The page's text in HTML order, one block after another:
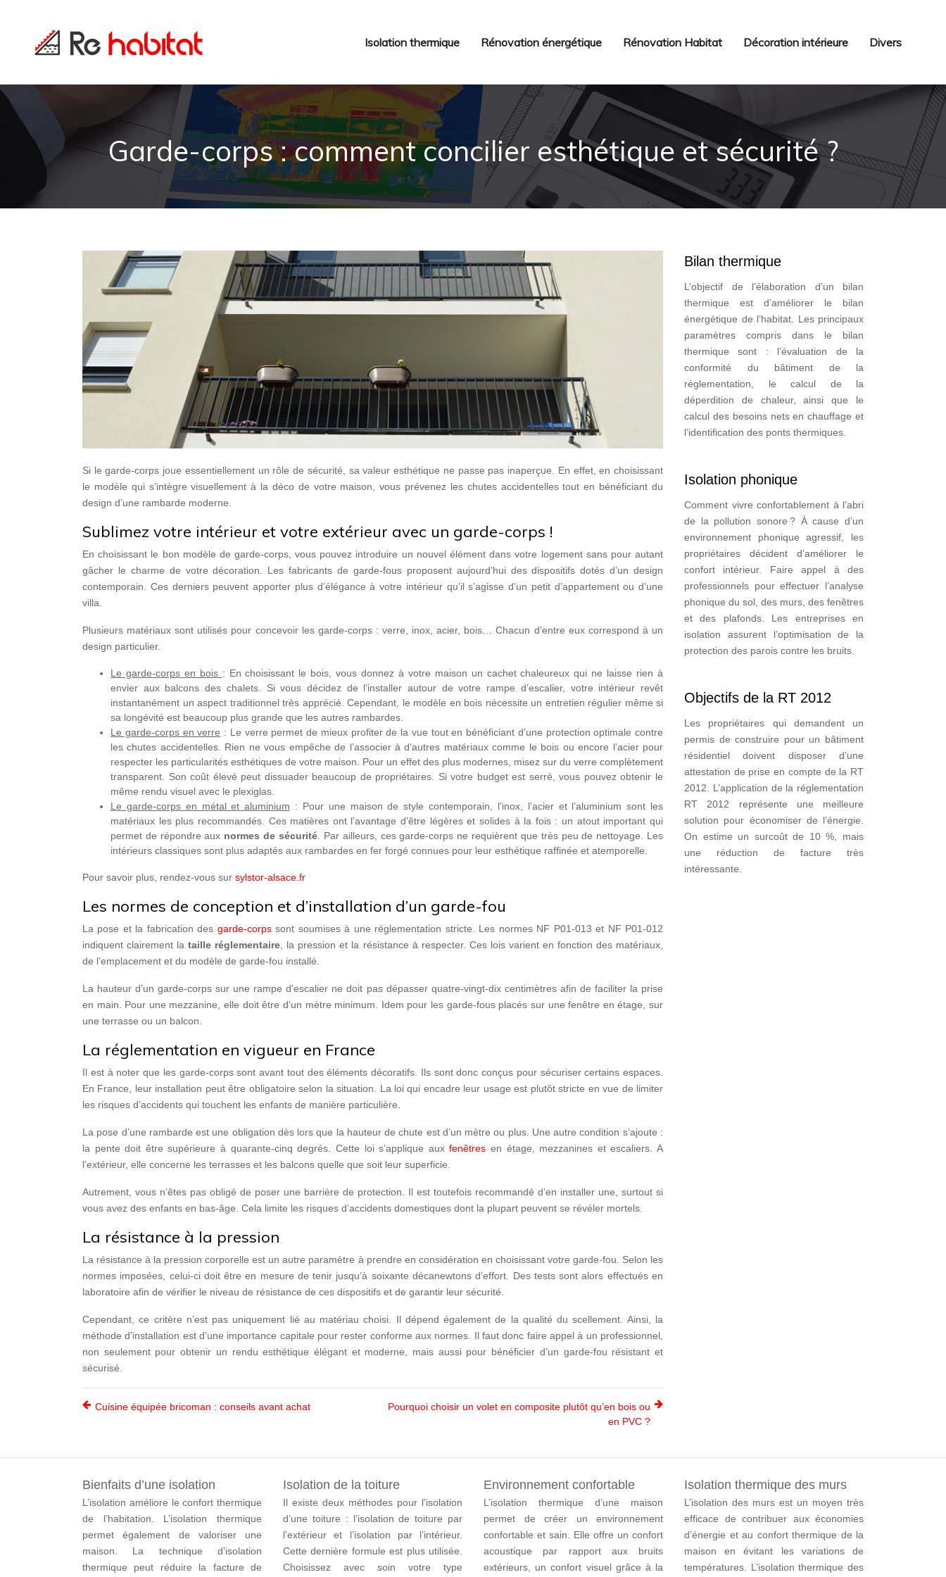
Isolation thermique Rénovation énergétique Rénovation Habitat Décoration intérieure Divers
Garde-corps : comment concilier esthétique et sécurité ?
Si le garde-corps joue essentiellement un rôle de sécurité, sa valeur esthétique ne passe pas inaperçue. En effet, en choisissant
le modèle qui s’intègre visuellement à la déco de votre maison, vous prévenez les chutes accidentelles tout en bénéficiant du
design d’une rambarde moderne.
Sublimez votre intérieur et votre extérieur avec un garde-corps !
En choisissant le bon modèle de garde-corps, vous pouvez introduire un nouvel élément dans votre logement sans pour autant
gâcher le charme de votre décoration. Les fabricants de garde-fous proposent aujourd’hui des dispositifs dotés d’un design
contemporain. Ces derniers peuvent apporter plus d’élégance à votre intérieur qu’il s’agisse d’un petit d’appartement ou d’une
villa.
Plusieurs matériaux sont utilisés pour concevoir les garde-corps : verre, inox, acier, bois… Chacun d’entre eux correspond à un
design particulier.
Le garde-corps en bois : En choisissant le bois, vous donnez à votre maison un cachet chaleureux qui ne laisse rien à
envier aux balcons des chalets. Si vous décidez de l’installer autour de votre rampe d’escalier, votre intérieur revêt
instantanément un aspect traditionnel très apprécié. Cependant, le modèle en bois nécessite un entretien régulier même si
sa longévité est beaucoup plus grande que les autres rambardes.
Le garde-corps en verre : Le verre permet de mieux profiter de la vue tout en bénéficiant d’une protection optimale contre
les chutes accidentelles. Rien ne vous empêche de l’associer à d’autres matériaux comme le bois ou encore l’acier pour
respecter les particularités esthétiques de votre maison. Pour un effet des plus modernes, misez sur du verre complètement
transparent. Son coût élevé peut dissuader beaucoup de propriétaires. Si votre budget est serré, vous pouvez obtenir le
même rendu visuel avec le plexiglas.
Le garde-corps en métal et aluminium : Pour une maison de style contemporain, l’inox, l’acier et l’aluminium sont les
matériaux les plus recommandés. Ces matières ont l’avantage d’être légères et solides à la fois : un atout important qui
permet de répondre aux normes de sécurité. Par ailleurs, ces garde-corps ne requièrent que très peu de nettoyage. Les
intérieurs classiques sont plus adaptés aux rambardes en fer forgé connues pour leur esthétique raffinée et atemporelle.
Pour savoir plus, rendez-vous sur sylstor-alsace.fr
Les normes de conception et d’installation d’un garde-fou
La pose et la fabrication des garde-corpssont soumises à une réglementation stricte. Les normes NF P01-013 et NF P01-012
indiquent clairement lataille réglementaire, la pression et la résistance à respecter. Ces lois varient en fonction des matériaux,
de l’emplacement et du modèle de garde-fou installé.
La hauteur d’un garde-corps sur une rampe d’escalier ne doit pas dépasser quatre-vingt-dix centimètres afin de faciliter la prise
en main. Pour une mezzanine, elle doit être d’un mètre minimum. Idem pour les garde-fous placés sur une fenêtre en étage, sur
une terrasse ou un balcon.
La réglementation en vigueur en France
Il est à noter que les garde-corps sont avant tout des éléments décoratifs. Ils sont donc conçus pour sécuriser certains espaces.
En France, leur installation peut être obligatoire selon la situation. La loi qui encadre leur usage est plutôt stricte en vue de limiter
les risques d’accidents qui touchent les enfants de manière particulière.
La pose d’une rambarde est une obligation dès lors que la hauteur de chute est d’un mètre ou plus. Une autre condition s’ajoute :
la pente doit être supérieure à quarante-cinq degrés. Cette loi s’applique auxfenêtres en étage, mezzanines et escaliers. A
l’extérieur, elle concerne les terrasses et les balcons quelle que soit leur superficie.
Autrement, vous n’êtes pas obligé de poser une barrière de protection. Il est toutefois recommandé d’en installer une, surtout si
vous avez des enfants en bas-âge. Cela limite les risques d’accidents domestiques dont la plupart peuvent se révéler mortels.
La résistance à la pression
La résistance à la pression corporelle est un autre paramètre à prendre en considération en choisissant votre garde-fou. Selon les
normes imposées, celui-ci doit être en mesure de tenir jusqu’à soixante décanewtons d’effort. Des tests sont alors effectués en
laboratoire afin de vérifier le niveau de résistance de ces dispositifs et de garantir leur sécurité.
Cependant, ce critère n’est pas uniquement lié au matériau choisi. Il dépend également de la qualité du scellement. Ainsi, la
méthode d’installation est d’une importance capitale pour rester conforme aux normes. Il faut donc faire appel à un professionnel,
non seulement pour obtenir un rendu esthétique élégant et moderne, mais aussi pour bénéficier d’un garde-fou résistant et
sécurisé.
Cuisine équipée bricoman : conseils avant achat
Pourquoi choisir un volet en composite plutôt qu’en bois ou
en PVC ?
Bilan thermique
L’objectif de l’élaboration d’un bilan
thermique est d’améliorer le bilan
énergétique de l’habitat. Les principaux
paramètres compris dans le bilan
thermique sont : l’évaluation de la
conformité du bâtiment de la
réglementation, le calcul de la
déperdition de chaleur, ainsi que le
calcul des besoins nets en chauffage et
l’identification des ponts thermiques.
Isolation phonique
Comment vivre confortablement à l’abri
de la pollution sonore ? À cause d’un
environnement phonique agressif, les
propriétaires décident d’améliorer le
confort intérieur. Faire appel à des
professionnels pour effectuer l’analyse
phonique du sol, des murs, des fenêtres
et des plafonds. Les entreprises en
isolation assurent l’optimisation de la
protection des parois contre les bruits.
Objectifs de la RT 2012
Les propriétaires qui demandent un
permis de construire pour un bâtiment
résidentiel doivent disposer d’une
attestation de prise en compte de la RT
2012. L’application de la réglementation
RT 2012 représente une meilleure
solution pour économiser de l’énergie.
On estime un surcoût de 10 %, mais
une réduction de facture très
intéressante.
Bienfaits d’une isolation
L’isolation améliore le confort thermique
de l’habitation. L’isolation thermique
permet également de valoriser une
maison. La technique d’isolation
thermique peut réduire la facture de
Isolation de la toiture
Il existe deux méthodes pour l’isolation
d’une toiture : l’isolation de toiture par
l’extérieur et l’isolation par l’intérieur.
Cette dernière formule est plus utilisée.
Choisissez avec soin votre type
Environnement confortable
L’isolation thermique d’une maison
permet de créer un environnement
confortable et sain. Elle offre un confort
acoustique par rapport aux bruits
extérieurs, un confort visuel grâce à la
Isolation thermique des murs
L’isolation des murs est un moyen très
efficace de contribuer aux économies
d’énergie et au confort thermique de la
maison en évitant les variations de
températures. L’isolation thermique des